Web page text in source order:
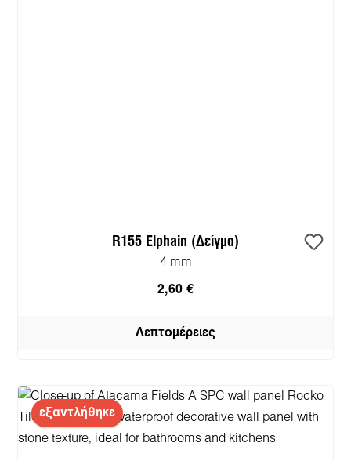
R155 Elphain (Δείγμα)
4 mm
2,60 €
Λεπτομέρειες
εξαντλήθηκε